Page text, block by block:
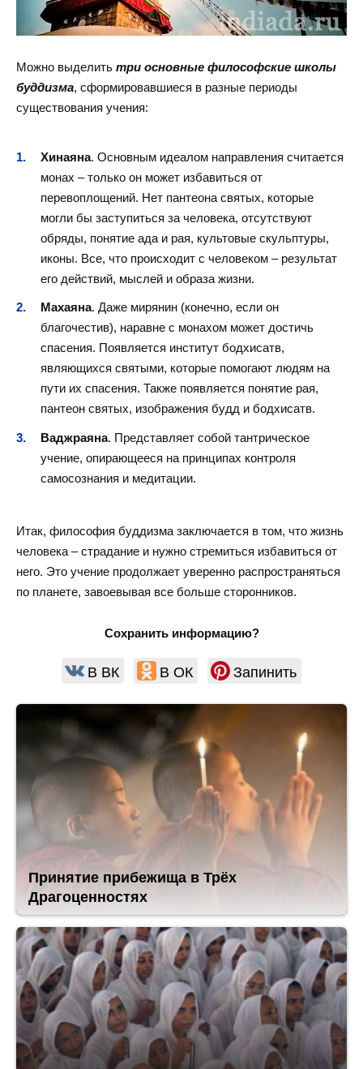
Можно выделить три основные философские школы
буддизма, сформировавшиеся в разные периоды
существования учения:
Хинаяна. Основным идеалом направления считается
монах – только он может избавиться от
перевоплощений. Нет пантеона святых, которые
могли бы заступиться за человека, отсутствуют
обряды, понятие ада и рая, культовые скульптуры,
иконы. Все, что происходит с человеком – результат
его действий, мыслей и образа жизни.
Махаяна. Даже мирянин (конечно, если он
благочестив), наравне с монахом может достичь
спасения. Появляется институт бодхисатв,
являющихся святыми, которые помогают людям на
пути их спасения. Также появляется понятие рая,
пантеон святых, изображения будд и бодхисатв.
Ваджраяна. Представляет собой тантрическое
учение, опирающееся на принципах контроля
самосознания и медитации.
Итак, философия буддизма заключается в том, что жизнь
человека – страдание и нужно стремиться избавиться от
него. Это учение продолжает уверенно распространяться
по планете, завоевывая все больше сторонников.
Сохранить информацию?
В ВК В ОК Запинить
Принятие прибежища в Трёх
Драгоценностях